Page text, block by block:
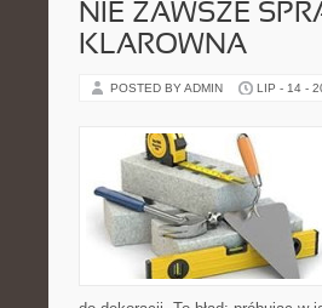
NIE ZAWSZE
KLAROWNA
POSTED BY ADMIN LIP - 14 -